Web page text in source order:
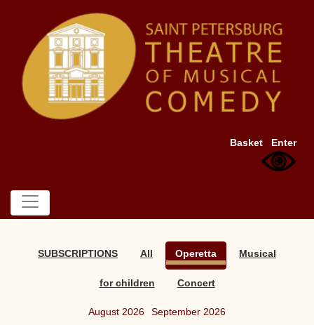
Basket Enter
SUBSCRIPTIONS All Operetta Musical
for children Concert
August 2026 September 2026